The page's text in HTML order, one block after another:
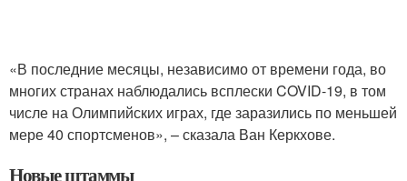
«В последние месяцы, независимо от времени года, во
многих странах наблюдались всплески COVID-19, в том
числе на Олимпийских играх, где заразились по меньшей
мере 40 спортсменов», – сказала Ван Керкхове.
Новые штаммы